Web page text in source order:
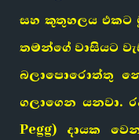
සහ කුතුහලය එකට
තමන්ගේ වාසියට
බලාපොරොත්තු
ගලාගෙන යනවා.
Pegg) දායක